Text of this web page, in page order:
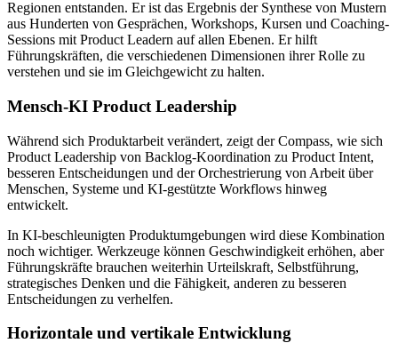
Regionen entstanden. Er ist das Ergebnis der Synthese von Mustern
aus Hunderten von Gesprächen, Workshops, Kursen und Coaching-
Sessions mit Product Leadern auf allen Ebenen. Er hilft
Führungskräften, die verschiedenen Dimensionen ihrer Rolle zu
verstehen und sie im Gleichgewicht zu halten.
Mensch-KI Product Leadership
Während sich Produktarbeit verändert, zeigt der Compass, wie sich
Product Leadership von Backlog-Koordination zu Product Intent,
besseren Entscheidungen und der Orchestrierung von Arbeit über
Menschen, Systeme und KI-gestützte Workflows hinweg
entwickelt.
In KI-beschleunigten Produktumgebungen wird diese Kombination
noch wichtiger. Werkzeuge können Geschwindigkeit erhöhen, aber
Führungskräfte brauchen weiterhin Urteilskraft, Selbstführung,
strategisches Denken und die Fähigkeit, anderen zu besseren
Entscheidungen zu verhelfen.
Horizontale und vertikale Entwicklung